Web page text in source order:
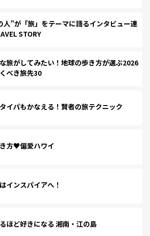
人”が「旅」をテーマに語るインタビュー連
STORY
旅がしてみたい！地球の歩き方が選ぶ2026
べき旅先30
イパもかなえる！賢者の旅テクニック
方♥偏愛ハワイ
インスパイアへ！
ほど好きになる 湘南・江の島